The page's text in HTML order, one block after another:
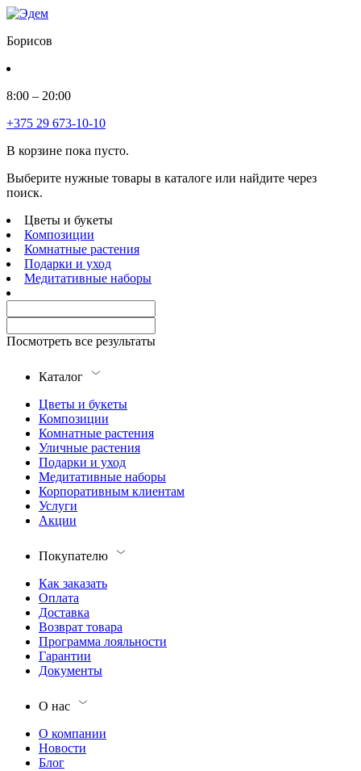
Борисов
8:00 – 20:00
+375 29 673-10-10
В корзине пока пусто.
Выберите нужные товары в каталоге или найдите через
поиск.
Цветы и букеты
Композиции
Комнатные растения
Подарки и уход
Медитативные наборы
Посмотреть все результаты
Каталог
Цветы и букеты
Композиции
Комнатные растения
Уличные растения
Подарки и уход
Медитативные наборы
Корпоративным клиентам
Услуги
Акции
Покупателю
Как заказать
Оплата
Доставка
Возврат товара
Программа лояльности
Гарантии
Документы
О нас
О компании
Новости
Блог